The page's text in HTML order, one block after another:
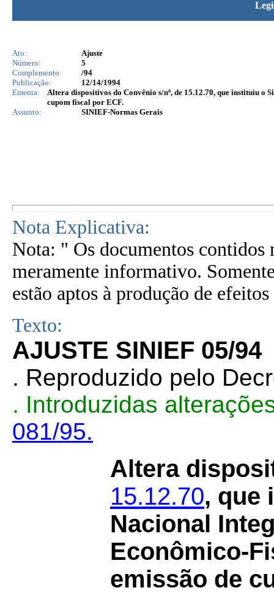
Ato:
Ajuste
Número:
5
Complemento:
/94
Publicação:
12/14/1994
Ementa:
Altera dispositivos do Convênio s/nº, de 15.12.70, que instituiu o
cupom fiscal por ECF.
Assunto:
SINIEF-Normas Gerais
Nota Explicativa:
Nota: " Os documentos contidos
meramente informativo.
estão aptos à produção de
Texto:
AJUSTE SINIEF 05/94
. Reproduzido pelo
. Introduzidas
081/95.
Altera
15.12.70, que
Nacional
Econômico-
emissão de